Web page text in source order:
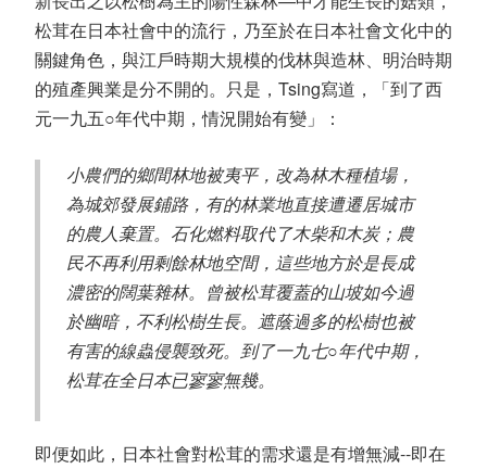
松茸在日本社會中的流行，乃至於在日本社會文化中的
關鍵角色，與江戶時期大規模的伐林與造林、明治時期
的殖產興業是分不開的。只是，Tsing寫道，「到了西
元一九五○年代中期，情況開始有變」：
小農們的鄉間林地被夷平，改為林木種植場，
為城郊發展鋪路，有的林業地直接遭遷居城市
的農人棄置。石化燃料取代了木柴和木炭；農
民不再利用剩餘林地空間，這些地方於是長成
濃密的闊葉雜林。曾被松茸覆蓋的山坡如今過
於幽暗，不利松樹生長。遮蔭過多的松樹也被
有害的線蟲侵襲致死。到了一九七○年代中期，
松茸在全日本已寥寥無幾。
即便如此，日本社會對松茸的需求還是有增無減--即在